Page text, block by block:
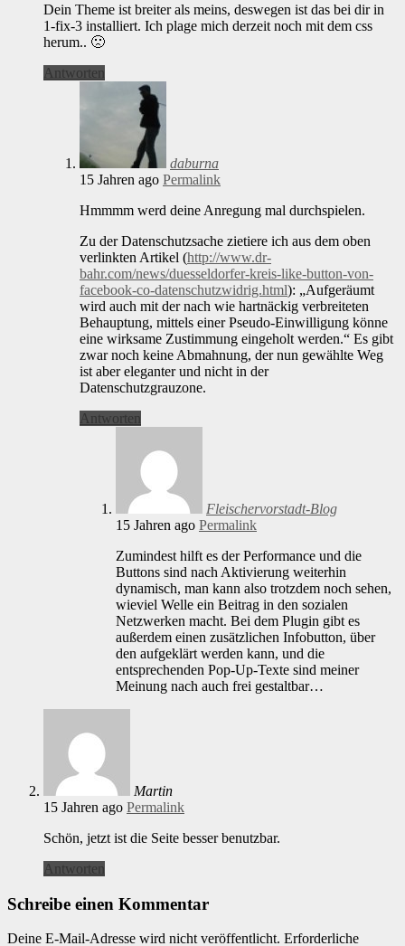
Dein Theme ist breiter als meins, deswegen ist das bei dir in
1-fix-3 installiert. Ich plage mich derzeit noch mit dem css
herum.. 🙁
Antworten
daburna
15 Jahren ago Permalink
Hmmmm werd deine Anregung mal durchspielen.
Zu der Datenschutzsache zietiere ich aus dem oben
verlinkten Artikel (http://www.dr-
bahr.com/news/duesseldorfer-kreis-like-button-von-
facebook-co-datenschutzwidrig.html): „Aufgeräumt
wird auch mit der nach wie hartnäckig verbreiteten
Behauptung, mittels einer Pseudo-Einwilligung könne
eine wirksame Zustimmung eingeholt werden.“ Es gibt
zwar noch keine Abmahnung, der nun gewählte Weg
ist aber eleganter und nicht in der
Datenschutzgrauzone.
Antworten
Fleischervorstadt-Blog
15 Jahren ago Permalink
Zumindest hilft es der Performance und die
Buttons sind nach Aktivierung weiterhin
dynamisch, man kann also trotzdem noch sehen,
wieviel Welle ein Beitrag in den sozialen
Netzwerken macht. Bei dem Plugin gibt es
außerdem einen zusätzlichen Infobutton, über
den aufgeklärt werden kann, und die
entsprechenden Pop-Up-Texte sind meiner
Meinung nach auch frei gestaltbar…
Martin
15 Jahren ago Permalink
Schön, jetzt ist die Seite besser benutzbar.
Antworten
Schreibe einen Kommentar
Deine E-Mail-Adresse wird nicht veröffentlicht. Erforderliche